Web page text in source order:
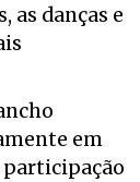
as danças e
em
participação